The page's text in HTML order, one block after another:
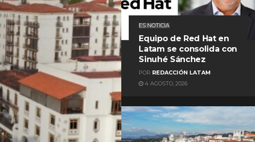
ES NOTICIA
Equipo de Red Hat en
Latam se consolida con
Sinuhé Sánchez
POR REDACCIÓN LATAM
4 AGOSTO, 2026